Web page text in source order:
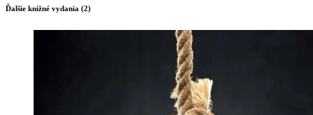
Ďalšie knižné vydania (2)